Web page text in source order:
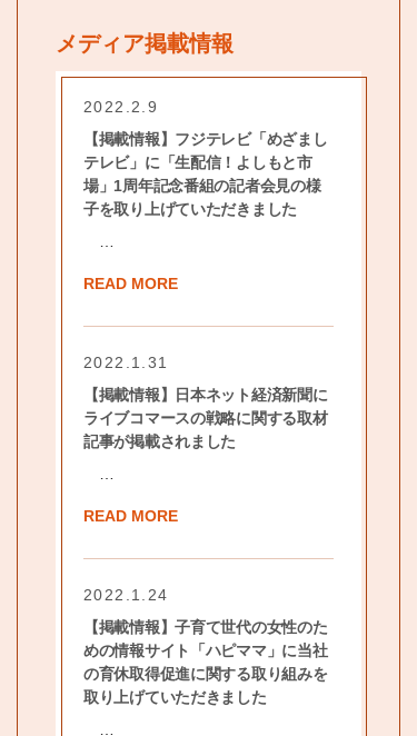
メディア掲載情報
2022.2.9
【掲載情報】フジテレビ「めざまし
テレビ」に「生配信！よしもと市
場」1周年記念番組の記者会見の様
子を取り上げていただきました
READ MORE
2022.1.31
【掲載情報】日本ネット経済新聞に
ライブコマースの戦略に関する取材
記事が掲載されました
READ MORE
2022.1.24
【掲載情報】子育て世代の女性のた
めの情報サイト「ハピママ」に当社
の育休取得促進に関する取り組みを
取り上げていただきました